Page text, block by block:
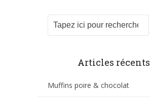
Articles récents
Muffins poire & chocolat